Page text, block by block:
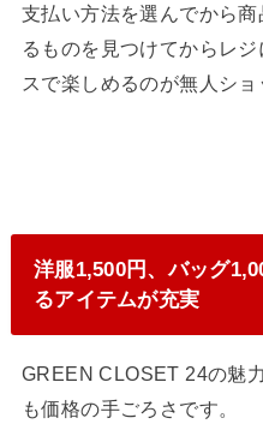
支払い方法を選んでから
るものを見つけてからレ
スで楽しめるのが無人ショ
洋服1,500円、バッグ
るアイテムが充実
GREEN CLOSET 24の魅
も価格の手ごろさです。